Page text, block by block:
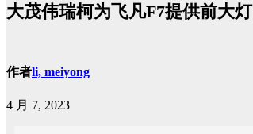
大茂伟瑞柯为飞凡F7提供前大灯
作者li, meiyong
4 月 7, 2023